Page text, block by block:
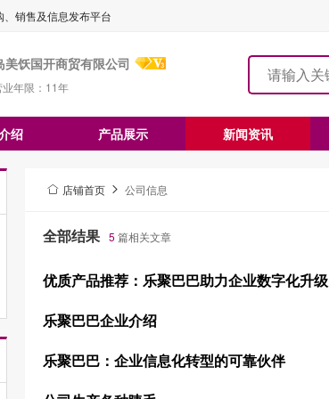
销售及信息发布平台
美饫国开商贸有限公司
年限： 11年
绍 产品展示 新闻资讯
店铺首页 公司信息
全部结果 5篇相关文章
优质产品推荐：乐聚巴巴助力企业数字化升级
乐聚巴巴企业介绍
乐聚巴巴：企业信息化转型的可靠伙伴